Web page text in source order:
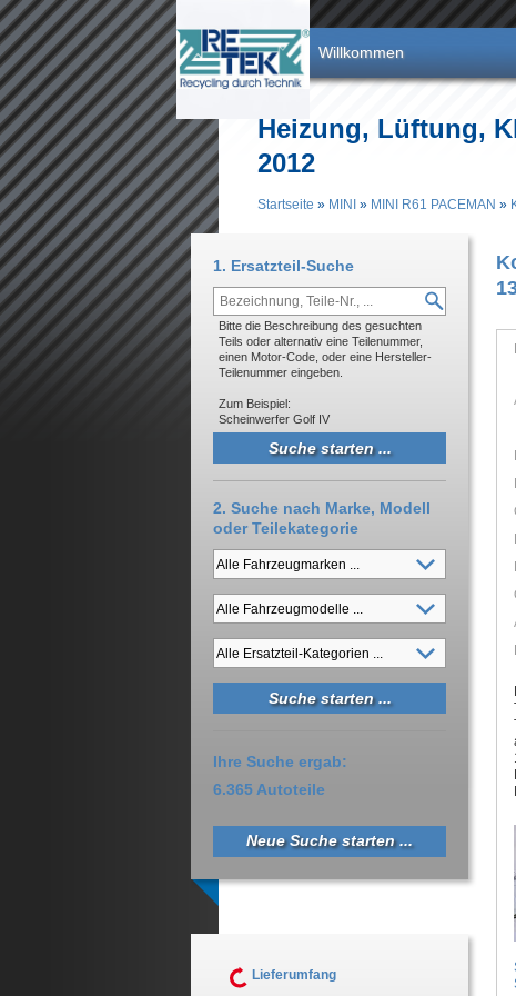
Direkt zum Inhalt
Willkommen
Heizung, Lüftung,
2012
Startseite » MINI » MINI R61 PACEMAN »
1. Ersatzteil-Suche
Bitte die Beschreibung des gesuchten
Teils oder alternativ eine Teilenummer,
einen Motor-Code, oder eine Hersteller-
Teilenummer eingeben.
Zum Beispiel:
Scheinwerfer Golf IV
2. Suche nach Marke, Modell
oder Teilekategorie
Ihre Suche ergab:
6.365 Autoteile
Neue Suche starten ...
Lieferumfang